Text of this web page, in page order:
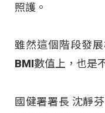
照護。
雖然這個階段發
BMI數值上，也是
國健署署長 沈靜